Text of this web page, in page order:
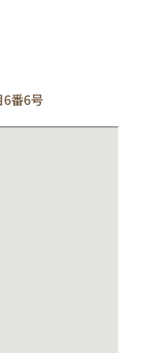
6番6号